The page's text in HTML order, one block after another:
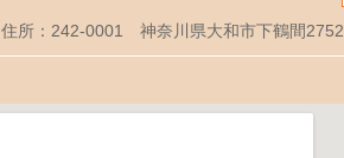
住所：242-0001 神奈川県大和市下鶴間2752